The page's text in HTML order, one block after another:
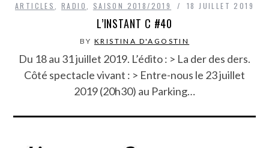
ARTICLES RADIO SAISON 2018/2019 18 JUILLET 2019
L’INSTANT C #40
BY KRISTINA D'AGOSTIN
Du 18 au 31 juillet 2019. L’édito : > La der des ders.
Côté spectacle vivant : > Entre-nous le 23 juillet
2019 (20h30) au Parking…